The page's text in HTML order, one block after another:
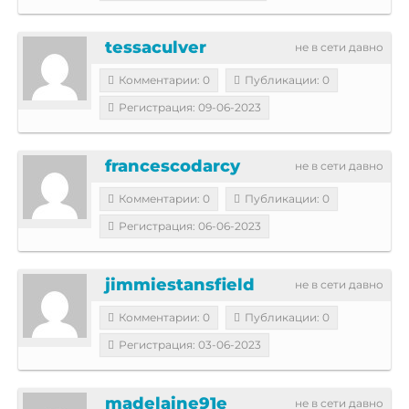
не в сети давно
tessaculver
Комментарии: 0
Публикации: 0
Регистрация: 09-06-2023
не в сети давно
francescodarcy
Комментарии: 0
Публикации: 0
Регистрация: 06-06-2023
не в сети давно
jimmiestansfield
Комментарии: 0
Публикации: 0
Регистрация: 03-06-2023
не в сети давно
madelaine91e